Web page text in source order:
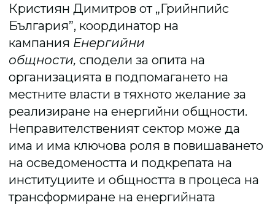
Кристиян Димитров от „Грийнпийс
България”, координатор на
кампания Енергийни
общности,сподели за опита на
организацията в подпомагането на
местните власти в тяхното желание за
реализиране на енергийни общности.
Неправителственият сектор може да
има и има ключова роля в повишаването
на осведомеността и подкрепата на
институциите и общността в процеса на
трансформиране на енергийната